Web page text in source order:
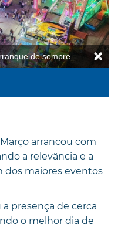
de sempre
arrancou com
a relevância e a
maiores eventos
presença de cerca
o melhor dia de